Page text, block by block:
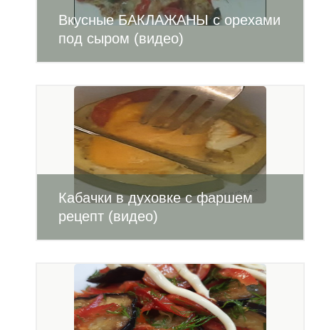
Вкусные БАКЛАЖАНЫ с орехами
под сыром (видео)
Кабачки в духовке с фаршем
рецепт (видео)